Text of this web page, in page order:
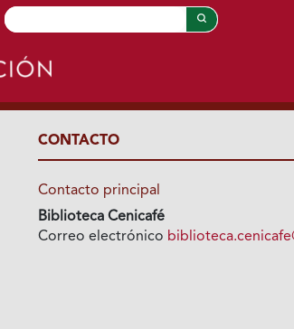
CONTACTO
Contacto principal
Biblioteca Cenicafé
Correo electrónico